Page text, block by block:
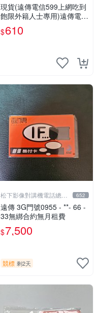
現貨(遠傳電信599上網吃到
飽限外籍人士專用)遠傳電信
4G上網補充卡
$610
松下影像對講機電話總機
專賣店1
652
遠傳 3G門號0955 - **- 66 -
33無綁合約無月租費
$7,500
競標 剩2天